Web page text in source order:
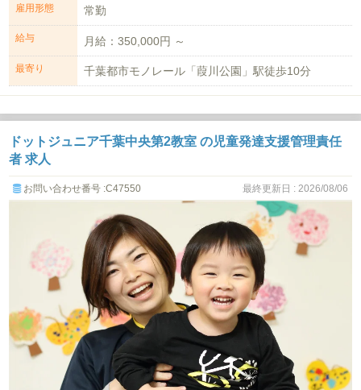
雇用形態 常勤
給与 月給：350,000円 ～
最寄り 千葉都市モノレール「葭川公園」駅徒歩10分
ドットジュニア千葉中央第2教室 の児童発達支援管理責任
者 求人
お問い合わせ番号 :C47550 最終更新日 : 2026/08/06